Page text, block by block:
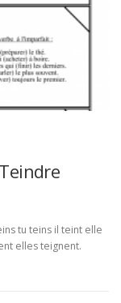
tu teins il teint elle
elles teignent.